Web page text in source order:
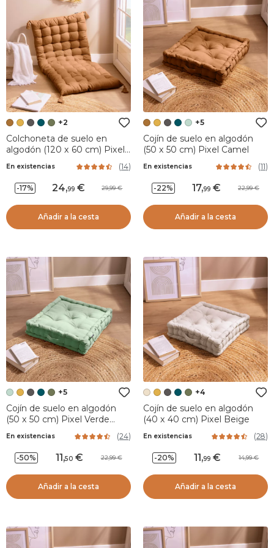
+2
Colchoneta de suelo en
algodón (120 x 60 cm) Pixel
En existencias (14)
-17% 24,99 29,99
Añadir a la cesta
+5
Cojín de suelo en algodón
(50 x 50 cm) Pixel Camel
En existencias (11)
-22% 17,99 22,99
Añadir a la cesta
+5
Cojín de suelo en algodón
(50 x 50 cm) Pixel Verde
En existencias (24)
-50% 11,50 22,99
Añadir a la cesta
+4
Cojín de suelo en algodón
(40 x 40 cm) Pixel Beige
En existencias (28)
-20% 11,99 14,99
Añadir a la cesta